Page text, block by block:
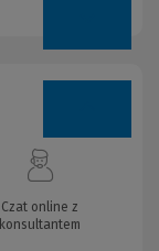
Czat online z
konsultantem